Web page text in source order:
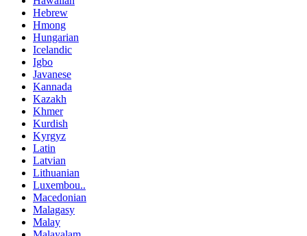
Hebrew
Hmong
Hungarian
Icelandic
Igbo
Javanese
Kannada
Kazakh
Khmer
Kurdish
Kyrgyz
Latin
Latvian
Lithuanian
Luxembou..
Macedonian
Malagasy
Malay